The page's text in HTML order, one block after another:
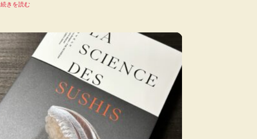
続きを読む